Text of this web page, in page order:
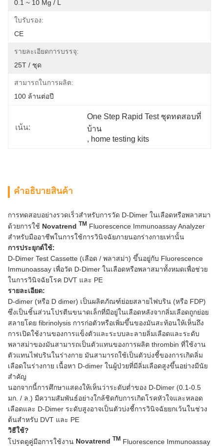
0.1 ~ 10 Mg / L
ใบรับรอง:
CE
รายละเอียดการบรรจุ:
25T / ชุด
สามารถในการผลิต:
100 ล้านต่อปี
เน้น:
One Step Rapid Test ชุดทดสอบที่
บ้าน
, home testing kits
คําอธิบายสินค้า
การทดสอบอย่างรวดเร็วสำหรับการวัด D-Dimer ในเลือดหรือพลาสมา
ด้วยการใช้ Novatrend TM Fluorescence Immunoassay Analyzer
สำหรับมืออาชีพในการใช้การวินิจฉัยภายนอกร่างกายเท่านั้น
การประยุกต์ใช้:
D-Dimer Test Cassette (เลือด / พลาสม่า) ขึ้นอยู่กับ Fluorescence
Immunoassay เพื่อวัด D-Dimer ในเลือดหรือพลาสมาทั้งหมดเพื่อช่วย
ในการวินิจฉัยโรค DVT และ PE
รายละเอียด:
D-dimer (หรือ D dimer) เป็นผลิตภัณฑ์ย่อยสลายไฟบริน (หรือ FDP)
ซึ่งเป็นชิ้นส่วนโปรตีนขนาดเล็กที่มีอยู่ในเลือดหลังจากลิ่มเลือดถูกย่อย
สลายโดย fibrinolysis การก่อตัวหรือเพิ่มขึ้นของมันสะท้อนให้เห็นถึง
การเปิดใช้งานของการแข็งตัวและระบบละลายลิ่มเลือดและระดับ
พลาสม่าของมันสามารถเป็นตัวแทนของการผลิต thrombin ที่ใช้งาน
ตัวแทนไฟบรินในร่างกาย มันสามารถใช้เป็นตัวบ่งชี้ของการเกิดลิ่ม
เลือดในร่างกาย เนื้อหา D-dimer ในผู้ป่วยที่มีลิ่มเลือดสูงขึ้นอย่างมีนัย
สำคัญ
นอกจากนี้การศึกษาแสดงให้เห็นว่าระดับต่ำของ D-Dimer (0.1-0.5
มก. / ล.) มีความสัมพันธ์อย่างใกล้ชิดกับการเกิดโรคหัวใจและหลอด
เลือดและ D-Dimer ระดับสูงอาจเป็นตัวบ่งชี้การวินิจฉัยยกเว้นในช่วง
ต้นสำหรับ DVT และ PE
วิธีใช้?
โปรดดูคู่มือการใช้งาน Novatrend TM Fluorescence Immunoassay